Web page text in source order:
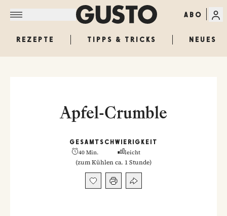
ABO
REZEPTE TIPPS & TRICKS NEUES
Apfel-Crumble
GESAMT
40 Min.
SCHWIERIGKEIT
leicht
(zum Kühlen ca. 1 Stunde)